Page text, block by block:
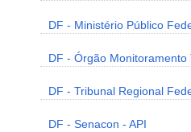
DF - Ministério Público
DF - Órgão Monitoramento
DF - Tribunal Regional
DF - Senacon - API